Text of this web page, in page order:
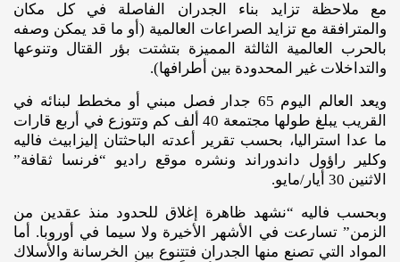
مع ملاحظة تزايد بناء الجدران الفاصلة في كل مكان
والمترافقة مع تزايد الصراعات العالمية (أو ما قد يمكن وصفه
بالحرب العالمية الثالثة المميزة بتشتت بؤر القتال وتنوعها
والتداخلات غير المحدودة بين أطرافها).
ويعد العالم اليوم 65 جدار فصل مبني أو مخطط لبنائه في
القريب يبلغ طولها مجتمعة 40 ألف كم وتتوزع في أربع قارات
ما عدا استراليا، بحسب تقرير أعدته الباحثتان إليزابيث فاليه
وكلير راؤول داندوراند ونشره موقع راديو “فرنسا ثقافة”
الاثنين 30 أيار/مايو.
وبحسب فاليه “نشهد ظاهرة إغلاق للحدود منذ عقدين من
الزمن” تسارعت في الأشهر الأخيرة ولا سيما في أوروبا. أما
المواد التي تصنع منها الجدران فتتنوع بين الخرسانة والأسلاك